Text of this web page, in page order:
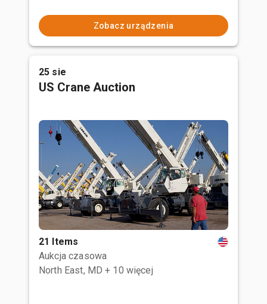
Zobacz urządzenia
25 sie
US Crane Auction
21 Items
Aukcja czasowa
North East, MD + 10 więcej